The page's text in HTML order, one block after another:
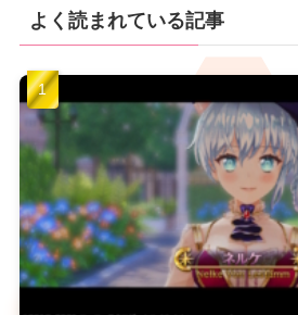
よく読まれている記事